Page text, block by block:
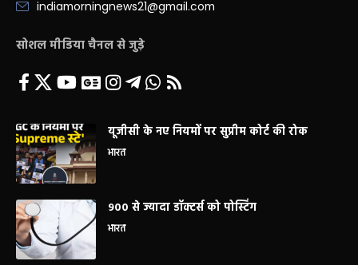
indiamorningnews21@gmail.com
सोशल मीडिया चैनल से जुड़े
यूजीसी के नए नियमों पर सुप्रीम कोर्ट की रोक
भारत
900 से ज्यादा डॉक्टर्स को पोस्टिंग
भारत